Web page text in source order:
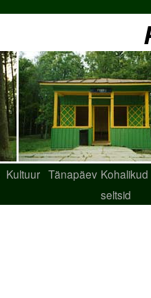
Kultuur Tänapäev Kohalikud
seltsid